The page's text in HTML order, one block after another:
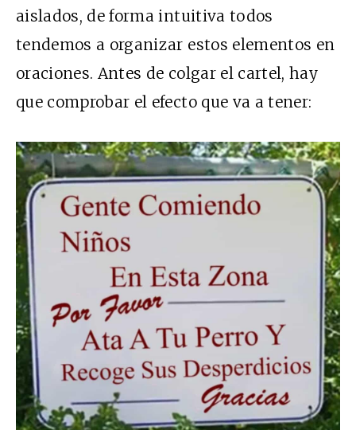
aislados, de forma intuitiva todos
tendemos a organizar estos elementos en
oraciones. Antes de colgar el cartel, hay
que comprobar el efecto que va a tener: